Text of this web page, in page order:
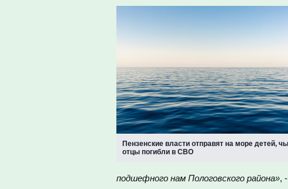
Пензенские власти отправят на море детей,
отцы погибли в СВО
подшефного нам Пологовского района»,